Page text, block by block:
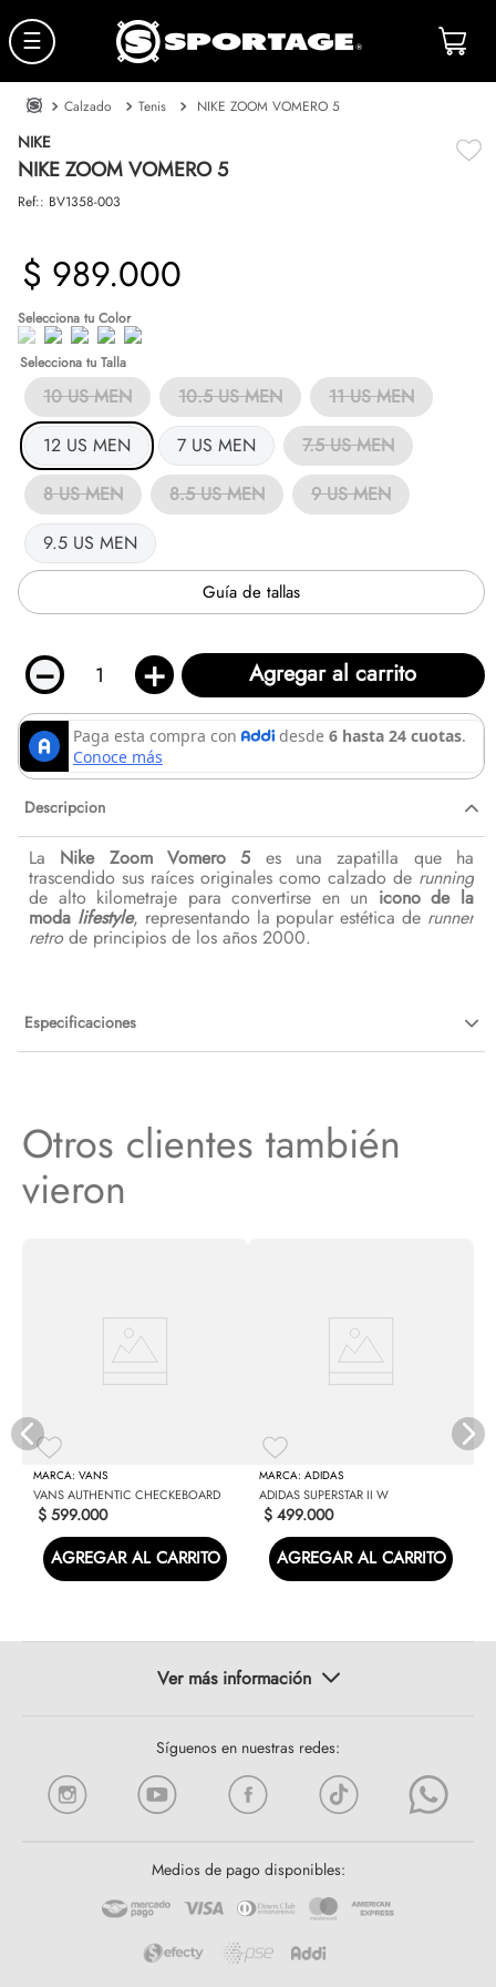
☰
Calzado Tenis NIKE ZOOM VOMERO 5
NIKE
NIKE ZOOM VOMERO 5
Ref:: BV1358-003
$ 989.000
Talla
10 US MEN 10.5 US MEN
11 US MEN
12 US MEN
7 US MEN
7.5 US MEN
8 US MEN
8.5 US MEN
9 US MEN
9.5 US MEN
Guía de tallas
＋
－ Agregar al carrito
Descripcion
La Nike Zoom Vomero 5 es una zapatilla que ha
trascendido sus raíces originales como calzado de running
de alto kilometraje para convertirse en un icono de la
moda lifestyle, representando la popular estética de runner
retrode principios de los años 2000.
Especificaciones
Otros clientes también
vieron
VANS
VANS AUTHENTIC CHECKEBOARD
$ 599.000
AGREGAR AL CARRITO
ADIDAS
ADIDAS SUPERSTAR II W
$ 499.000
AGREGAR AL CARRITO
Síguenos en nuestras redes:
Medios de pago disponibles: